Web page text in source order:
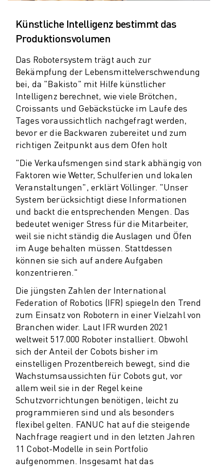
MONTAGE
CNC-SCHLEIFEN
CNC-FRÄSEN
CNC-DREHEN
HOCHGESCHWINDIGKEITSBOHREN UND -GEWINDESCHNEIDEN
SPRITZGUSS
MASCHINENBEDIENUNG
MATERIALHANDHABUNG
LACKIEREN
PALETTIEREN
VISION INSPEKTION
FALLBEISPIELE
KUNDENDIENST
KUNDENBETREUUNG
FANUC PLANS
FIELD & WARTUNG
TECHNISCHE FERNUNTERSTÜTZUNG
ERSATZTEILE
DIGITALE SERVICE TOOLS
E-STORE
DOWNLOAD CENTER » MYFANUC
FANUC AKADEMIE
BRANCHEN-LÖSUNGEN
LÖSUNGEN FÜR DIE AUSBILDUNG
WORLDSKILLS & YOUNG TALENTS
BILDUNGSVERANSTALTUNGEN
NEWS & MEDIA
NEWS & MEDIA
EVENTS
BILDUNGSVERANSTALTUNGEN
ÜBER FANUC
Künstliche Intelligenz bestimmt das
Produktionsvolumen
Das Robotersystem trägt auch zur
Bekämpfung der Lebensmittelverschwendung
bei, da "Bakisto" mit Hilfe künstlicher
Intelligenz berechnet, wie viele Brötchen,
Croissants und Gebäckstücke im Laufe des
Tages voraussichtlich nachgefragt werden,
bevor er die Backwaren zubereitet und zum
richtigen Zeitpunkt aus dem Ofen holt
"Die Verkaufsmengen sind stark abhängig von
Faktoren wie Wetter, Schulferien und lokalen
Veranstaltungen", erklärt Völlinger. "Unser
System berücksichtigt diese Informationen
und backt die entsprechenden Mengen. Das
bedeutet weniger Stress für die Mitarbeiter,
weil sie nicht ständig die Auslagen und Öfen
im Auge behalten müssen. Stattdessen
können sie sich auf andere Aufgaben
konzentrieren."
Die jüngsten Zahlen der International
Federation of Robotics (IFR) spiegeln den Trend
zum Einsatz von Robotern in einer Vielzahl von
Branchen wider. Laut IFR wurden 2021
weltweit 517.000 Roboter installiert. Obwohl
sich der Anteil der Cobots bisher im
einstelligen Prozentbereich bewegt, sind die
Wachstumsaussichten für Cobots gut, vor
allem weil sie in der Regel keine
Schutzvorrichtungen benötigen, leicht zu
programmieren sind und als besonders
flexibel gelten. FANUC hat auf die steigende
Nachfrage reagiert und in den letzten Jahren
11 Cobot-Modelle in sein Portfolio
aufgenommen. Insgesamt hat das